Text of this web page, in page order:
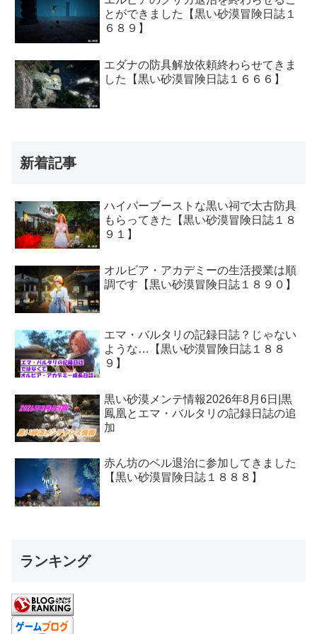
とができました【黒い砂漠冒険日誌１
６８９】
エダナの防具解放依頼終わらせてきま
した【黒い砂漠冒険日誌１６６６】
新着記事
ハイパーブーストな黒い祠で太古防具
もらってきた【黒い砂漠冒険日誌１８
９１】
オルビア・アカデミーの生活授業は順
調です【黒い砂漠冒険日誌１８９０】
エマ・バルタリの記録日誌？じゃない
ような…【黒い砂漠冒険日誌１８８
９】
黒い砂漠メンテ情報2026年8月6日|黒
鳳凰とエマ・バルタリの記録日誌の追
加
赤ん坊のベル退治に参加してきました
【黒い砂漠冒険日誌１８８８】
ランキング